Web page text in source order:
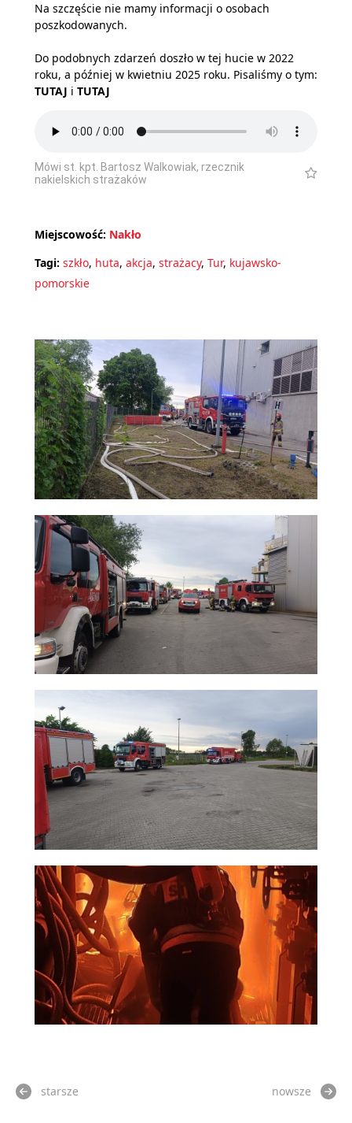
Na szczęście nie mamy informacji o osobach
poszkodowanych.
Do podobnych zdarzeń doszło w tej hucie w 2022
roku, a później w kwietniu 2025 roku. Pisaliśmy o tym:
TUTAJ i TUTAJ
Mówi st. kpt. Bartosz Walkowiak, rzecznik
nakielskich strażaków
Miejscowość: Nakło
Tagi: szkło, huta, akcja, strażacy, Tur, kujawsko-
pomorskie
starsze nowsze